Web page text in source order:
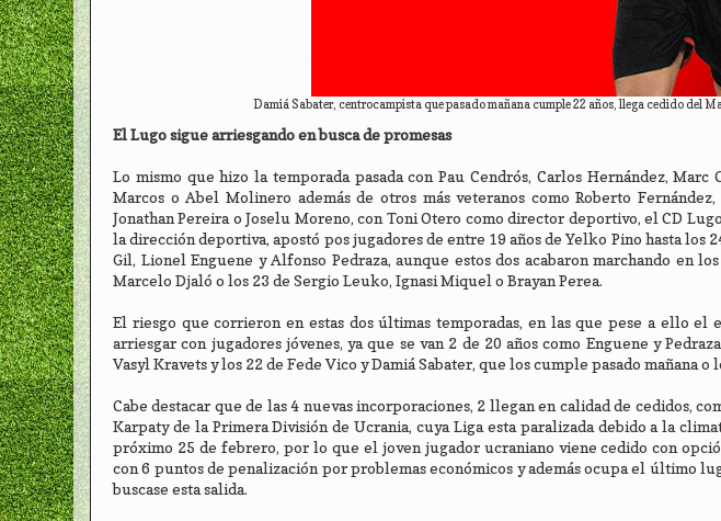
Damiá Sabater, centrocampista que pasado mañana cumple 22 años, llega cedido del
El Lugo sigue arriesgando en busca de promesas
Lo mismo que hizo la temporada pasada con Pau Cendrós, Carlos Hernández,
Marcos o Abel Molinero además de otros más veteranos como Roberto
Jonathan Pereira o Joselu Moreno, con Toni Otero como director deportivo, el CD
la dirección deportiva, apostó pos jugadores de entre 19 años de Yelko Pino hasta los
Gil, Lionel Enguene y Alfonso Pedraza, aunque estos dos acabaron marchando en
Marcelo Djaló o los 23 de Sergio Leuko, Ignasi Miquel o Brayan Perea.
El riesgo que corrieron en estas dos últimas temporadas, en las que pese a ello el
arriesgar con jugadores jóvenes, ya que se van 2 de 20 años como Enguene y
Vasyl Kravets y los 22 de Fede Vico y Damiá Sabater, que los cumple pasado mañana o
Cabe destacar que de las 4 nuevas incorporaciones, 2 llegan en calidad de cedidos,
Karpaty de la Primera División de Ucrania, cuya Liga esta paralizada debido a la
próximo 25 de febrero, por lo que el joven jugador ucraniano viene cedido con
con 6 puntos de penalización por problemas económicos y además ocupa el último
buscase esta salida.